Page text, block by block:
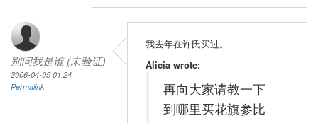
别问我是谁 (未验证)
2006-04-05 01:24
Permalink
我去年在许氏买过。
Alicia wrote:
再向大家请教一下
到哪里买花旗参比